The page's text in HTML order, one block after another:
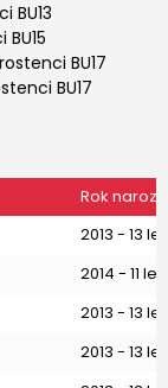
BU13
BU17
BU17
Rok
2013 - 13 let
2014 - 11 let
2013 - 13 let
2013 - 13 let